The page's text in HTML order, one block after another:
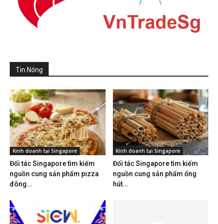
Tin Nóng
Kinh doanh tại Singapore
Đối tác Singapore tìm kiếm
nguồn cung sản phẩm pizza
đông...
Kinh doanh tại Singapore
Đối tác Singapore tìm kiếm
nguồn cung sản phẩm ống
hút...